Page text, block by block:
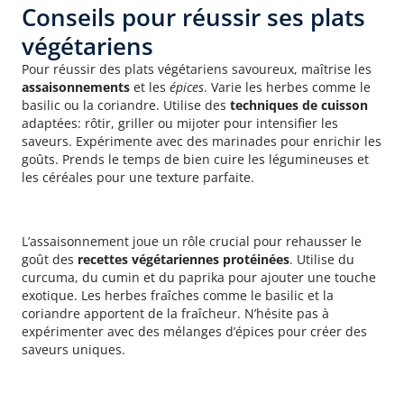
Conseils pour réussir ses plats
végétariens
Pour réussir des plats végétariens savoureux, maîtrise les
assaisonnements et les épices. Varie les herbes comme le
basilic ou la coriandre. Utilise des techniques de cuisson
adaptées: rôtir, griller ou mijoter pour intensifier les
saveurs. Expérimente avec des marinades pour enrichir les
goûts. Prends le temps de bien cuire les légumineuses et
les céréales pour une texture parfaite.
L’assaisonnement joue un rôle crucial pour rehausser le
goût des recettes végétariennes protéinées. Utilise du
curcuma, du cumin et du paprika pour ajouter une touche
exotique. Les herbes fraîches comme le basilic et la
coriandre apportent de la fraîcheur. N’hésite pas à
expérimenter avec des mélanges d’épices pour créer des
saveurs uniques.